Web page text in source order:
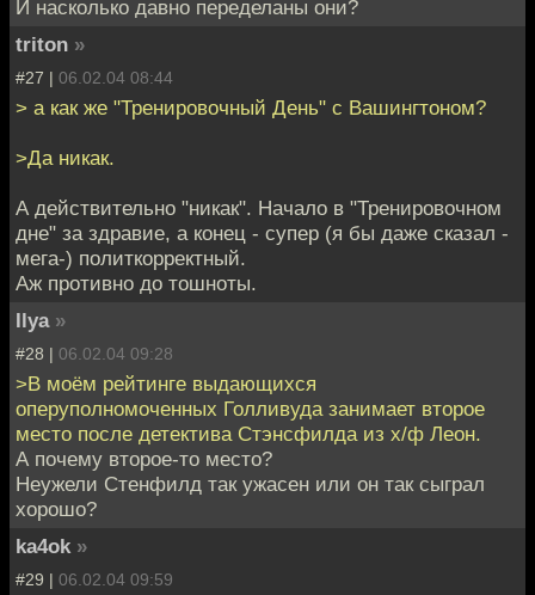
И насколько давно переделаны они?
triton »
#27 | 06.02.04 08:44
> а как же "Тренировочный День" с Вашингтоном?
>Да никак.
А действительно "никак". Начало в "Тренировочном
дне" за здравие, а конец - супер (я бы даже сказал -
мега-) политкорректный.
Аж противно до тошноты.
Ilya »
#28 | 06.02.04 09:28
>В моём рейтинге выдающихся
оперуполномоченных Голливуда занимает второе
место после детектива Стэнсфилда из х/ф Леон.
А почему второе-то место?
Неужели Стенфилд так ужасен или он так сыграл
хорошо?
ka4ok »
#29 | 06.02.04 09:59